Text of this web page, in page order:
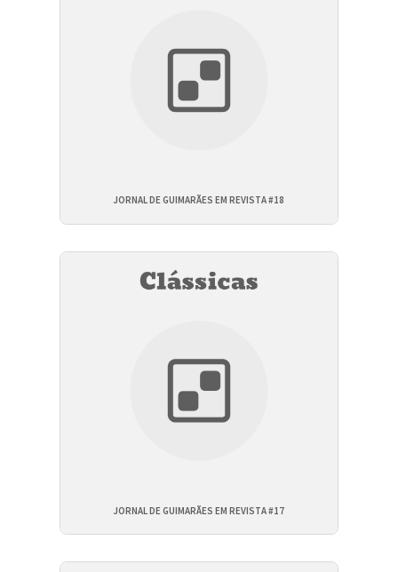
JORNAL DE GUIMARÃES EM REVISTA #18
JORNAL DE GUIMARÃES EM REVISTA #17